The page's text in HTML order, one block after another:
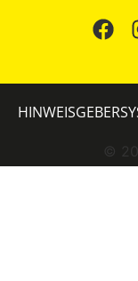
©